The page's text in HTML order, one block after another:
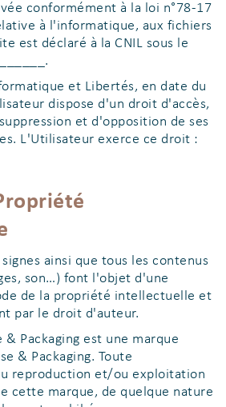
conformément à la loi n°78-17
à l'informatique, aux fichiers
est déclaré à la CNIL sous le
et Libertés, en date du
dispose d'un droit d'accès,
et d'opposition de ses
L'Utilisateur exerce ce droit :
ainsi que tous les contenus
son…) font l'objet d'une
de la propriété intellectuelle et
par le droit d'auteur.
& Packaging est une marque
& Packaging. Toute
reproduction et/ou exploitation
cette marque, de quelque nature